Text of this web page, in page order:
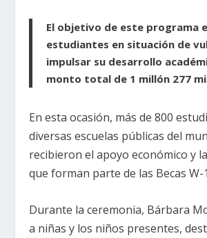
El objetivo de este programa
estudiantes en situación de
impulsar su desarrollo
monto total de 1 millón 277
En esta ocasión, más de 800
diversas escuelas públicas del
recibieron el apoyo económico y
que forman parte de las Becas W-
Durante la ceremonia, Bárbara
a niñas y los niños presentes,